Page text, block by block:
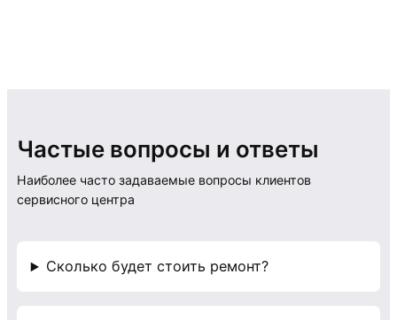
Частые вопросы и ответы
Наиболее часто задаваемые вопросы клиентов
сервисного центра
Сколько будет стоить ремонт?